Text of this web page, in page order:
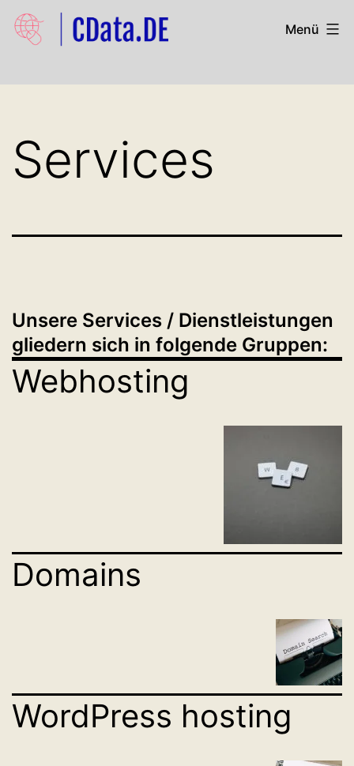
Zum
Inhalt
Menü
Services
Unsere Services / Dienstleistungen
gliedern sich in folgende Gruppen:
Webhosting
Domains
WordPress hosting